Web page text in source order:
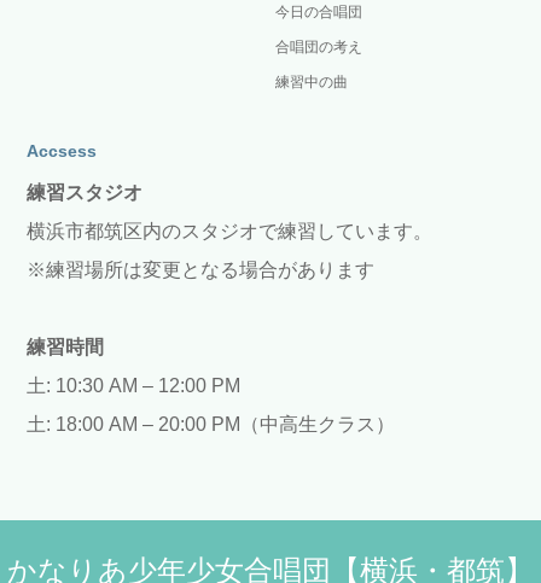
今日の合唱団
合唱団の考え
練習中の曲
Accsess
練習スタジオ
横浜市都筑区内のスタジオで練習しています。
※練習場所は変更となる場合があります
練習時間
土: 10:30 AM – 12:00 PM
土: 18:00 AM – 20:00 PM（中高生クラス）
かなりあ少年少女合唱団【横浜・都筑】